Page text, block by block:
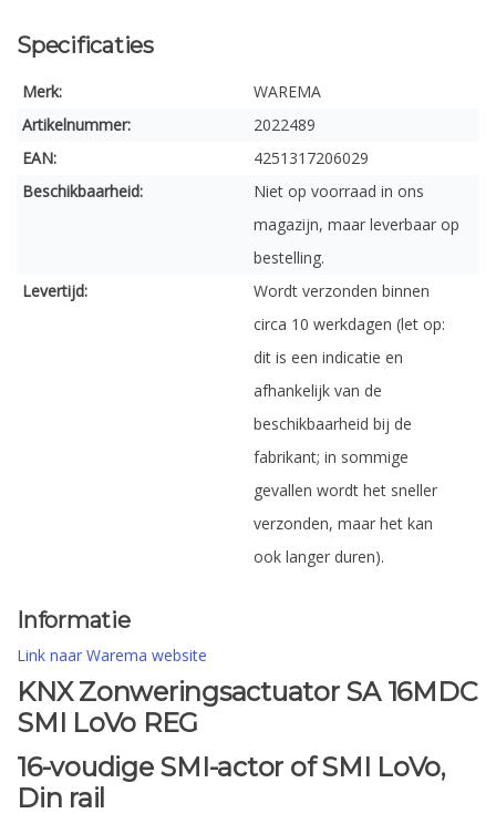
Specificaties
Merk:
WAREMA
Artikelnummer:
2022489
EAN:
4251317206029
Beschikbaarheid:
Niet op voorraad in ons
magazijn, maar leverbaar op
bestelling.
Levertijd:
Wordt verzonden binnen
circa 10 werkdagen (let op:
dit is een indicatie en
afhankelijk van de
beschikbaarheid bij de
fabrikant; in sommige
gevallen wordt het sneller
verzonden, maar het kan
ook langer duren).
Informatie
Link naar Warema website
KNX Zonweringsactuator SA 16MDC
SMI LoVo REG
16-voudige SMI-actor of SMI LoVo,
Din rail